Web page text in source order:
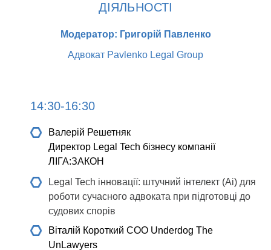
ДІЯЛЬНОСТІ
Модератор: Григорій Павленко
Адвокат Pavlenko Legal Group
14:30-16:30
Валерій Решетняк
Директор Legal Tech бізнесу компанії
ЛІГА:ЗАКОН
Legal Tech інновації: штучний інтелект (Ai) для
роботи сучасного адвоката при підготовці до
судових спорів
Віталій Короткий СOO Underdog The
UnLawyers